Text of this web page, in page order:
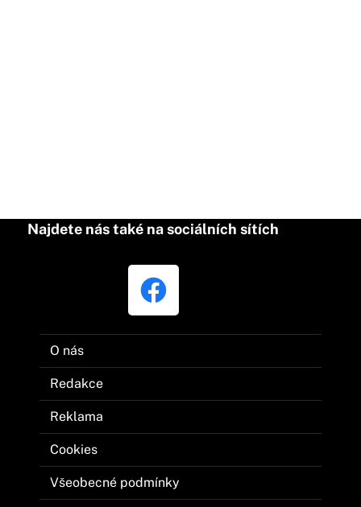
Najdete nás také na sociálních sítích
O nás
Redakce
Reklama
Cookies
Všeobecné podmínky